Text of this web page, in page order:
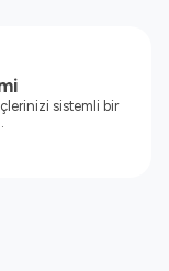
sistemli bir